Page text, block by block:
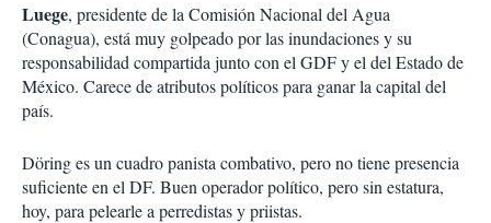
Luege, presidente de la Comisión Nacional del Agua
(Conagua), está muy golpeado por las inundaciones y su
responsabilidad compartida junto con el GDF y el del Estado de
México. Carece de atributos políticos para ganar la capital del
país.
Döring es un cuadro panista combativo, pero no tiene presencia
suficiente en el DF. Buen operador político, pero sin estatura,
hoy, para pelearle a perredistas y priistas.